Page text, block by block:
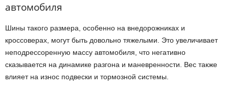
автомобиля
Шины такого размера, особенно на внедорожниках и
кроссоверах, могут быть довольно тяжелыми. Это увеличивает
неподрессоренную массу автомобиля, что негативно
сказывается на динамике разгона и маневренности. Вес также
влияет на износ подвески и тормозной системы.